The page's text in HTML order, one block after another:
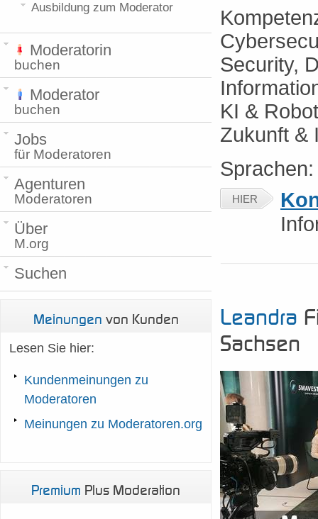
Security,
KI &
Zukunft &
HIER
Leandra
Sachsen
Ausbildung zum Moderator
Moderatorin
buchen
Moderator
buchen
Jobs
für Moderatoren
Agenturen
Moderatoren
Über
M.org
Suchen
Meinungen von Kunden
Lesen Sie hier:
Kundenmeinungen zu
Moderatoren
Meinungen zu Moderatoren.org
Premium Plus Moderation